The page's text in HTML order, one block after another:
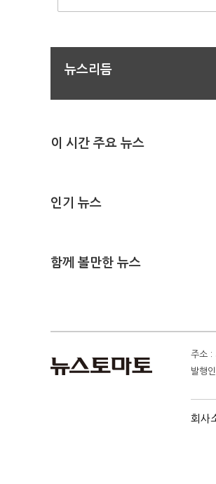
뉴스리듬
이 시간 주요 뉴스
인기 뉴스
함께 볼만한 뉴스
주소 :
발행
회사